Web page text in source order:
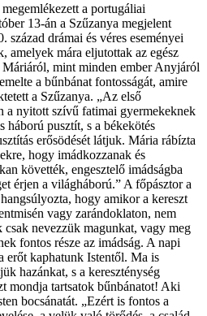
a portugáliai
13-án a Szűzanya megjelent
század drámai és véres eseményei
amelyek mára eljutottak az egész
mint minden ember Anyjáról
a bűnbánat fontosságát, amire
a Szűzanya. „Az első
a nyitott szívű fatimai gyermekeknek
háború pusztít, s a békekötés
erősödését látjuk. Mária rábízta
hogy imádkozzanak és
követték, engesztelő imádságba
érjen a világháború.” A főpásztor a
hogy amikor a kereszt
vagy zarándoklaton, nem
nevezzük magunkat, vagy meg
fontos része az imádság. A napi
erőt kaphatunk Istentől. Ma is
hazánkat, s a kereszténység
mondja tartsatok bűnbánatot! Aki
bocsánatát. „Ezért is fontos a